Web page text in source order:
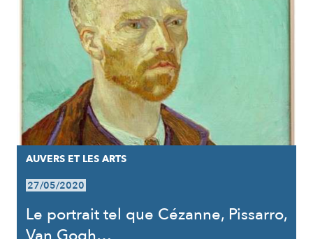
AUVERS ET LES ARTS
27/05/2020
Le portrait tel que Cézanne, Pissarro,